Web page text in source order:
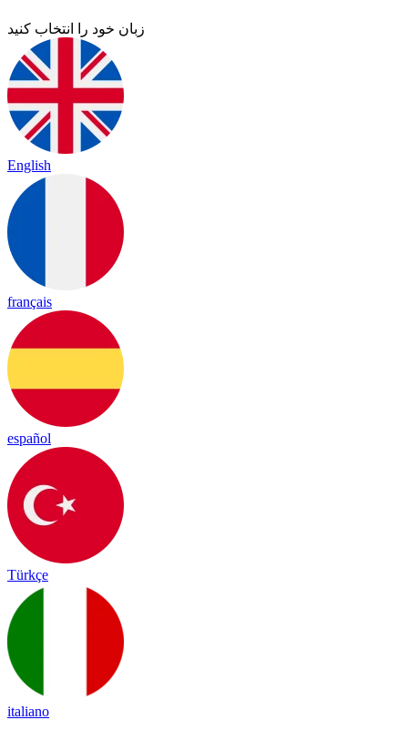
زبان خود را انتخاب کنید
English
français
español
Türkçe
italiano